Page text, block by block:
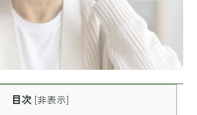
目次 [非表示]